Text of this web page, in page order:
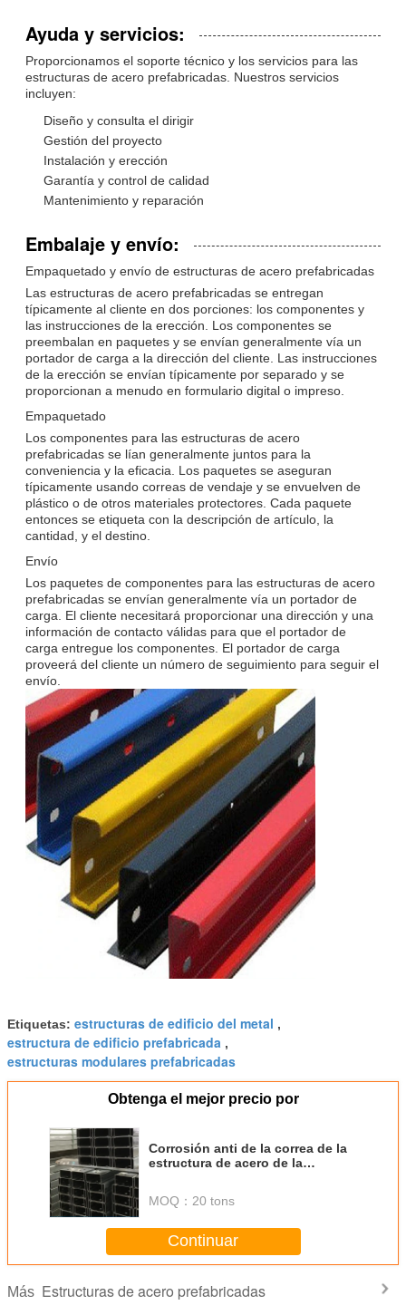
Ayuda y servicios:
Proporcionamos el soporte técnico y los servicios para las
estructuras de acero prefabricadas. Nuestros servicios
incluyen:
Diseño y consulta el dirigir
Gestión del proyecto
Instalación y erección
Garantía y control de calidad
Mantenimiento y reparación
Embalaje y envío:
Empaquetado y envío de estructuras de acero prefabricadas
Las estructuras de acero prefabricadas se entregan
típicamente al cliente en dos porciones: los componentes y
las instrucciones de la erección. Los componentes se
preembalan en paquetes y se envían generalmente vía un
portador de carga a la dirección del cliente. Las instrucciones
de la erección se envían típicamente por separado y se
proporcionan a menudo en formulario digital o impreso.
Empaquetado
Los componentes para las estructuras de acero
prefabricadas se lían generalmente juntos para la
conveniencia y la eficacia. Los paquetes se aseguran
típicamente usando correas de vendaje y se envuelven de
plástico o de otros materiales protectores. Cada paquete
entonces se etiqueta con la descripción de artículo, la
cantidad, y el destino.
Envío
Los paquetes de componentes para las estructuras de acero
prefabricadas se envían generalmente vía un portador de
carga. El cliente necesitará proporcionar una dirección y una
información de contacto válidas para que el portador de
carga entregue los componentes. El portador de carga
proveerá del cliente un número de seguimiento para seguir el
envío.
Etiquetas: estructuras de edificio del metal ,
estructura de edificio prefabricada ,
estructuras modulares prefabricadas
Obtenga el mejor precio por
Corrosión anti de la correa de la
estructura de acero de la
MOQ： 20 tons
Continuar
Más Estructuras de acero prefabricadas